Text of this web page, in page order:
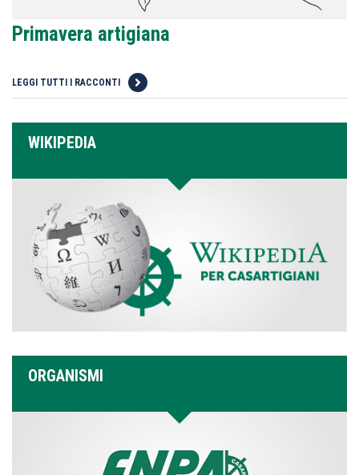
Primavera artigiana
LEGGI TUTTI I RACCONTI
WIKIPEDIA
ORGANISMI